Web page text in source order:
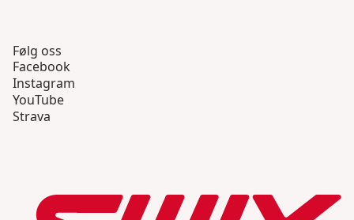
Følg oss
Facebook
Instagram
YouTube
Strava